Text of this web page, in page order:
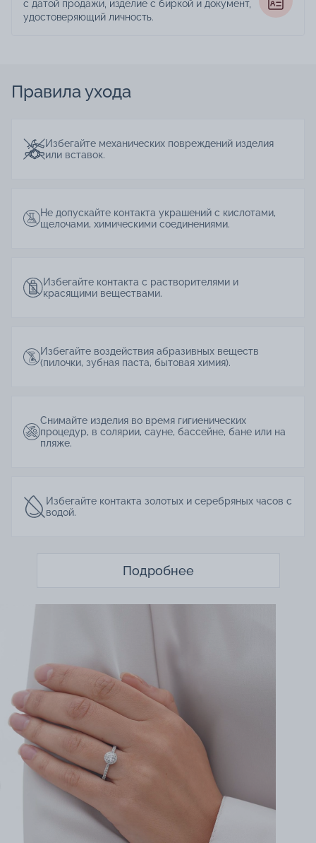
с датой продажи, изделие с биркой и документ,
удостоверяющий личность.
Правила ухода
Избегайте механических повреждений изделия
или вставок.
Не допускайте контакта украшений с кислотами,
щелочами, химическими соединениями.
Избегайте контакта с растворителями и
красящими веществами.
Избегайте воздействия абразивных веществ
(пилочки, зубная паста, бытовая химия).
Снимайте изделия во время гигиенических
процедур, в солярии, сауне, бассейне, бане или на
пляже.
Избегайте контакта золотых и серебряных часов с
водой.
Подробнее